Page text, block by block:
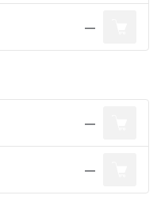
―
―
―